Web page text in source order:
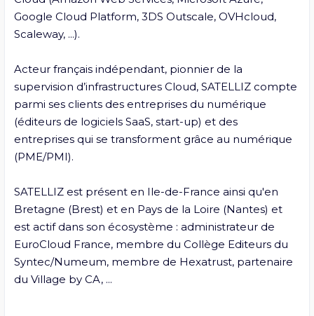
Google Cloud Platform, 3DS Outscale, OVHcloud,
Scaleway, ...).
Acteur français indépendant, pionnier de la
supervision d’infrastructures Cloud, SATELLIZ compte
parmi ses clients des entreprises du numérique
(éditeurs de logiciels SaaS, start-up) et des
entreprises qui se transforment grâce au numérique
(PME/PMI).
SATELLIZ est présent en Ile-de-France ainsi qu'en
Bretagne (Brest) et en Pays de la Loire (Nantes) et
est actif dans son écosystème : administrateur de
EuroCloud France, membre du Collège Editeurs du
Syntec/Numeum, membre de Hexatrust, partenaire
du Village by CA, ...